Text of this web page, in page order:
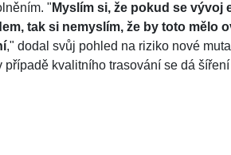
" Myslím si, že pokud se vývoj
tak si nemyslím, že by toto mělo
," dodal svůj pohled na riziko nové
případě kvalitního trasování se dá